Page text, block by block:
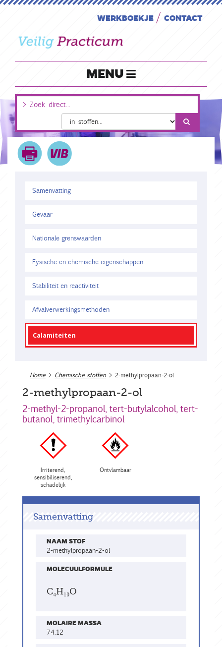
WERKBOEKJE CONTACT
MENU
Samenvatting
Gevaar
Nationale grenswaarden
Fysische en chemische eigenschappen
Stabiliteit en reactiviteit
Afvalverwerkingsmethoden
Calamiteiten
Home > Chemische stoffen > 2-methylpropaan-2-ol
2-methylpropaan-2-ol
2-methyl-2-propanol, tert-butylalcohol, tert-
butanol, trimethylcarbinol
Irriterend,
sensibiliserend,
schadelijk
Ontvlambaar
Samenvatting
NAAM STOF
2-methylpropaan-2-ol
MOLECUULFORMULE
C₄H₁₀O
MOLAIRE MASSA
74.12